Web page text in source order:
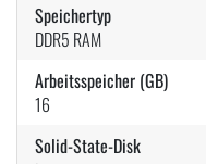
Speichertyp
DDR5 RAM
Arbeitsspeicher (GB)
16
Solid-State-Disk